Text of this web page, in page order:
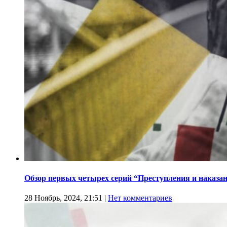
Обзор первых четырех серий “Преступления и
28 Ноябрь, 2024, 21:51 | Нет комментариев